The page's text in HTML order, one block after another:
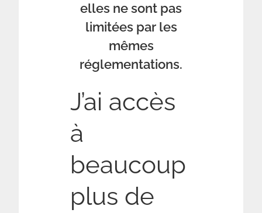
elles ne sont pas
limitées par les
mêmes
réglementations.
J’ai accès
à
beaucoup
plus de